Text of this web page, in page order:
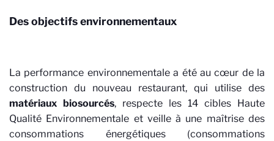
Des objectifs environnementaux
La performance environnementale a été au cœur de la
construction du nouveau restaurant, qui utilise des
matériaux biosourcés, respecte les 14 cibles Haute
Qualité Environnementale et veille à une maîtrise des
consommations énergétiques (consommations